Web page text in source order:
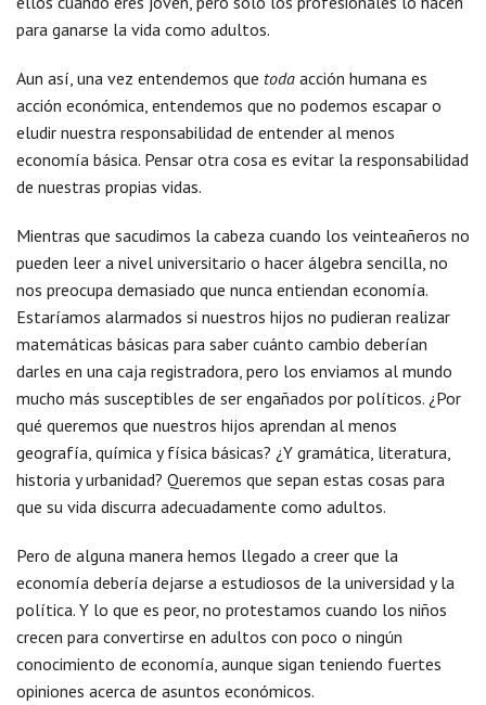
para ganarse la vida como adultos.
Aun así, una vez entendemos que toda acción humana es
acción económica, entendemos que no podemos escapar o
eludir nuestra responsabilidad de entender al menos
economía básica. Pensar otra cosa es evitar la responsabilidad
de nuestras propias vidas.
Mientras que sacudimos la cabeza cuando los veinteañeros no
pueden leer a nivel universitario o hacer álgebra sencilla, no
nos preocupa demasiado que nunca entiendan economía.
Estaríamos alarmados si nuestros hijos no pudieran realizar
matemáticas básicas para saber cuánto cambio deberían
darles en una caja registradora, pero los enviamos al mundo
mucho más susceptibles de ser engañados por políticos. ¿Por
qué queremos que nuestros hijos aprendan al menos
geografía, química y física básicas? ¿Y gramática, literatura,
historia y urbanidad? Queremos que sepan estas cosas para
que su vida discurra adecuadamente como adultos.
Pero de alguna manera hemos llegado a creer que la
economía debería dejarse a estudiosos de la universidad y la
política. Y lo que es peor, no protestamos cuando los niños
crecen para convertirse en adultos con poco o ningún
conocimiento de economía, aunque sigan teniendo fuertes
opiniones acerca de asuntos económicos.